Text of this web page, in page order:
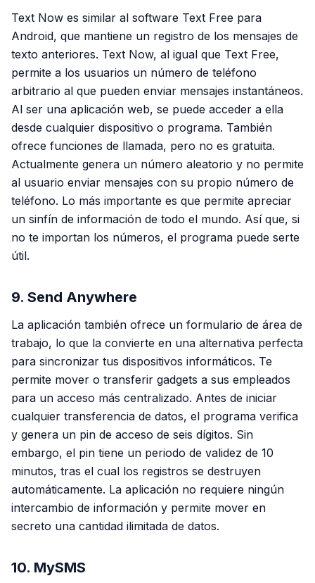
Text Now es similar al software Text Free para
Android, que mantiene un registro de los mensajes de
texto anteriores. Text Now, al igual que Text Free,
permite a los usuarios un número de teléfono
arbitrario al que pueden enviar mensajes instantáneos.
Al ser una aplicación web, se puede acceder a ella
desde cualquier dispositivo o programa. También
ofrece funciones de llamada, pero no es gratuita.
Actualmente genera un número aleatorio y no permite
al usuario enviar mensajes con su propio número de
teléfono. Lo más importante es que permite apreciar
un sinfín de información de todo el mundo. Así que, si
no te importan los números, el programa puede serte
útil.
9. Send Anywhere
La aplicación también ofrece un formulario de área de
trabajo, lo que la convierte en una alternativa perfecta
para sincronizar tus dispositivos informáticos. Te
permite mover o transferir gadgets a sus empleados
para un acceso más centralizado. Antes de iniciar
cualquier transferencia de datos, el programa verifica
y genera un pin de acceso de seis dígitos. Sin
embargo, el pin tiene un periodo de validez de 10
minutos, tras el cual los registros se destruyen
automáticamente. La aplicación no requiere ningún
intercambio de información y permite mover en
secreto una cantidad ilimitada de datos.
10. MySMS